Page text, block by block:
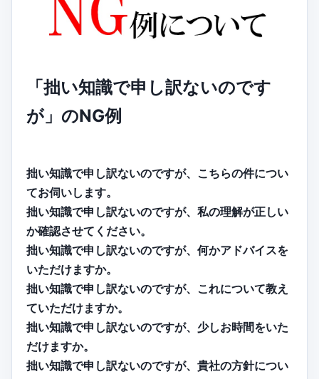
「拙い知識で申し訳ないのです
が」のNG例
拙い知識で申し訳ないのですが、こちらの件につい
てお伺いします。
拙い知識で申し訳ないのですが、私の理解が正しい
か確認させてください。
拙い知識で申し訳ないのですが、何かアドバイスを
いただけますか。
拙い知識で申し訳ないのですが、これについて教え
ていただけますか。
拙い知識で申し訳ないのですが、少しお時間をいた
だけますか。
拙い知識で申し訳ないのですが、貴社の方針につい